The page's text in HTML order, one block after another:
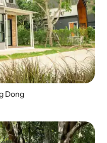
Dong